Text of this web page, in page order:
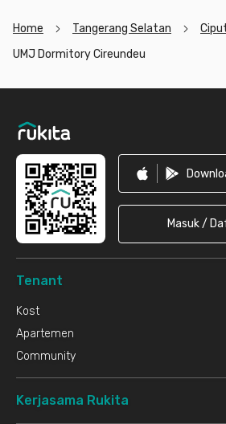
Home Tangerang Selatan
UMJ Dormitory Cireundeu
Masuk /
Tenant
Kost
Apartemen
Community
Kerjasama Rukita